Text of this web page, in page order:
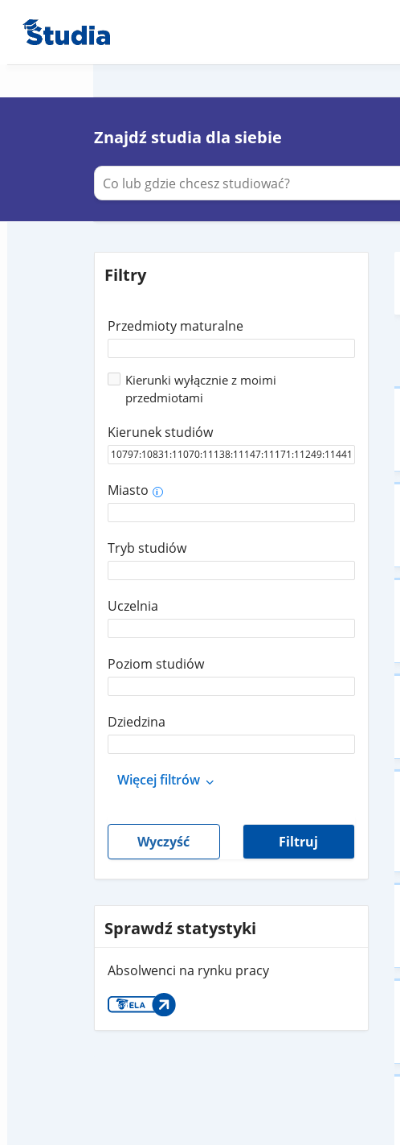
Znajdź studia dla siebie
Filtry
Przedmioty maturalne
Kierunki wyłącznie z moimi
przedmiotami
Kierunek studiów
Miasto i
Tryb studiów
Uczelnia
Poziom studiów
Dziedzina
Więcej filtrów
Wyczyść Filtruj
Sprawdź statystyki
Absolwenci na rynku pracy